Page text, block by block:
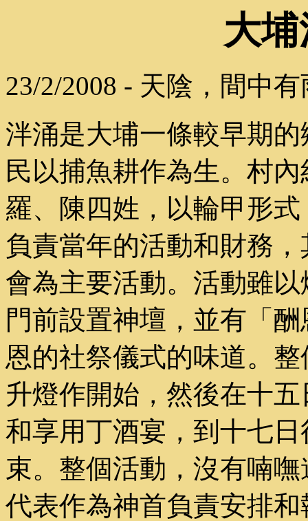
大
23/2/2008 - 天陰，間中有
泮涌是大埔一條較早期
民以捕魚耕作為生。村
羅、陳四姓，以輪甲形
負責當年的活動和財務
會為主要活動。活動雖
門前設置神壇，並有「
恩的社祭儀式的味道。
升燈作開始，然後在十
和享用丁酒宴，到十七
束。整個活動，沒有喃
代表作為神首負責安排和